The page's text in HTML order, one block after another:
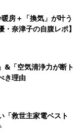
房＋「換気」が叶う
奈津子の自腹レポ】
&「空気清浄力が断ト
き理由
「救世主家電ベスト